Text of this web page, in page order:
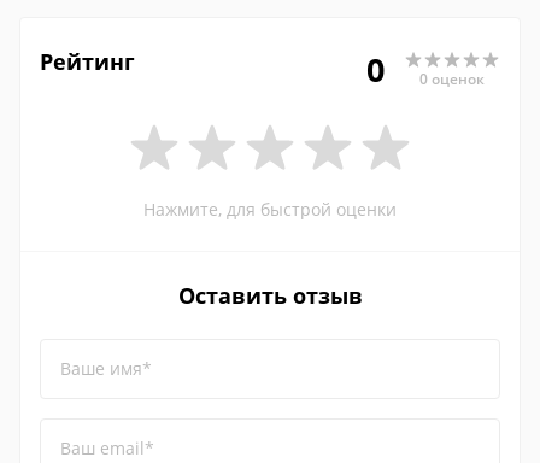
Рейтинг 0 0 оценок
Нажмите, для быстрой оценки
Оставить отзыв
Ваше имя*
Ваш email*